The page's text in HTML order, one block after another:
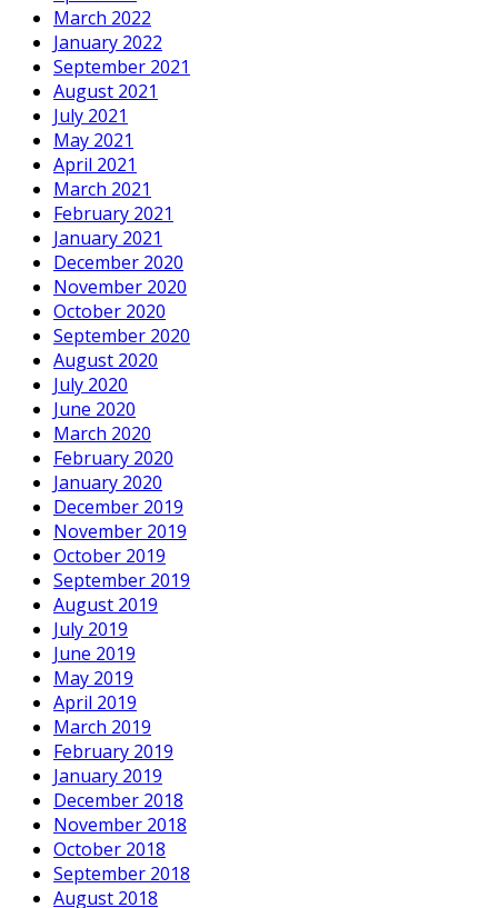
March 2022
January 2022
September 2021
August 2021
July 2021
May 2021
April 2021
March 2021
February 2021
January 2021
December 2020
November 2020
October 2020
September 2020
August 2020
July 2020
June 2020
March 2020
February 2020
January 2020
December 2019
November 2019
October 2019
September 2019
August 2019
July 2019
June 2019
May 2019
April 2019
March 2019
February 2019
January 2019
December 2018
November 2018
October 2018
September 2018
August 2018